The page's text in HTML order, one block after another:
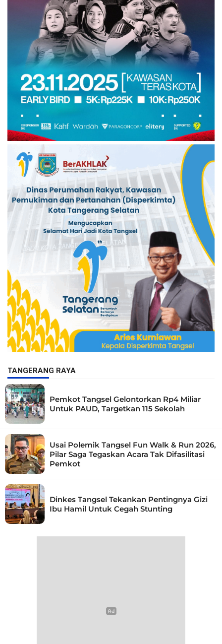
TANGERANG RAYA
Pemkot Tangsel Gelontorkan Rp4 Miliar
Untuk PAUD, Targetkan 115 Sekolah
Usai Polemik Tangsel Fun Walk & Run 2026,
Pilar Saga Tegaskan Acara Tak Difasilitasi
Pemkot
Dinkes Tangsel Tekankan Pentingnya Gizi
Ibu Hamil Untuk Cegah Stunting